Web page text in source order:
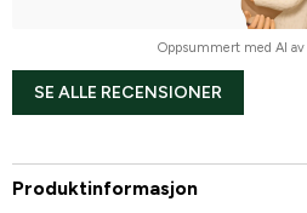
Oppsummert med AI av
SE ALLE RECENSIONER
Produktinformasjon